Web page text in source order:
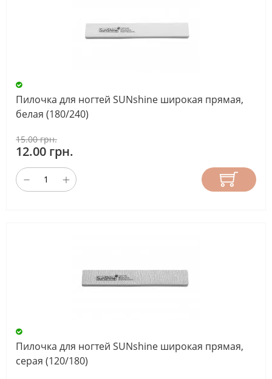
Пилочка для ногтей SUNshine широкая прямая,
белая (180/240)
15.00 грн.
12.00 грн.
Пилочка для ногтей SUNshine широкая прямая,
серая (120/180)